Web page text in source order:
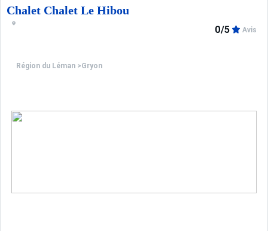
Chalet Chalet Le Hibou
Région du Léman >Gryon
0/5 Avis